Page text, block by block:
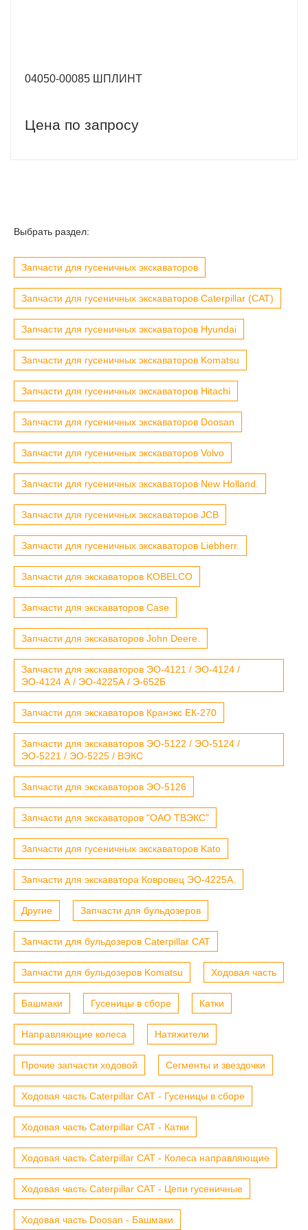
04050-00085 ШПЛИНТ
Цена по запросу
Выбрать раздел:
Запчасти для гусеничных экскаваторов
Запчасти для гусеничных экскаваторов Caterpillar (CAT)
Запчасти для гусеничных экскаваторов Hyundai
Запчасти для гусеничных экскаваторов Komatsu
Запчасти для гусеничных экскаваторов Hitachi
Запчасти для гусеничных экскаваторов Doosan
Запчасти для гусеничных экскаваторов Volvo
Запчасти для гусеничных экскаваторов New Holland.
Запчасти для гусеничных экскаваторов JCB
Запчасти для гусеничных экскаваторов Liebherr.
Запчасти для экскаваторов KOBELCO
Запчасти для экскаваторов Case
Запчасти для экскаваторов John Deere.
Запчасти для экскаваторов ЭО-4121 / ЭО-4124 /
ЭО-4124 А / ЭО-4225А / Э-652Б
Запчасти для экскаваторов Кранэкс ЕК-270
Запчасти для экскаваторов ЭО-5122 / ЭО-5124 /
ЭО-5221 / ЭО-5225 / ВЭКС
Запчасти для экскаваторов ЭО-5126
Запчасти для экскаваторов "ОАО ТВЭКС"
Запчасти для гусеничных экскаваторов Kato
Запчасти для экскаватора Ковровец ЭО-4225А.
Другие Запчасти для бульдозеров
Запчасти для бульдозеров Caterpillar CAT
Запчасти для бульдозеров Komatsu Ходовая часть
Башмаки Гусеницы в сборе Катки
Направляющие колеса Натяжители
Прочие запчасти ходовой Сегменты и звездочки
Ходовая часть Caterpillar CAT - Гусеницы в сборе
Ходовая часть Caterpillar CAT - Катки
Ходовая часть Caterpillar CAT - Колеса направляющие
Ходовая часть Caterpillar CAT - Цепи гусеничные
Ходовая часть Doosan - Башмаки